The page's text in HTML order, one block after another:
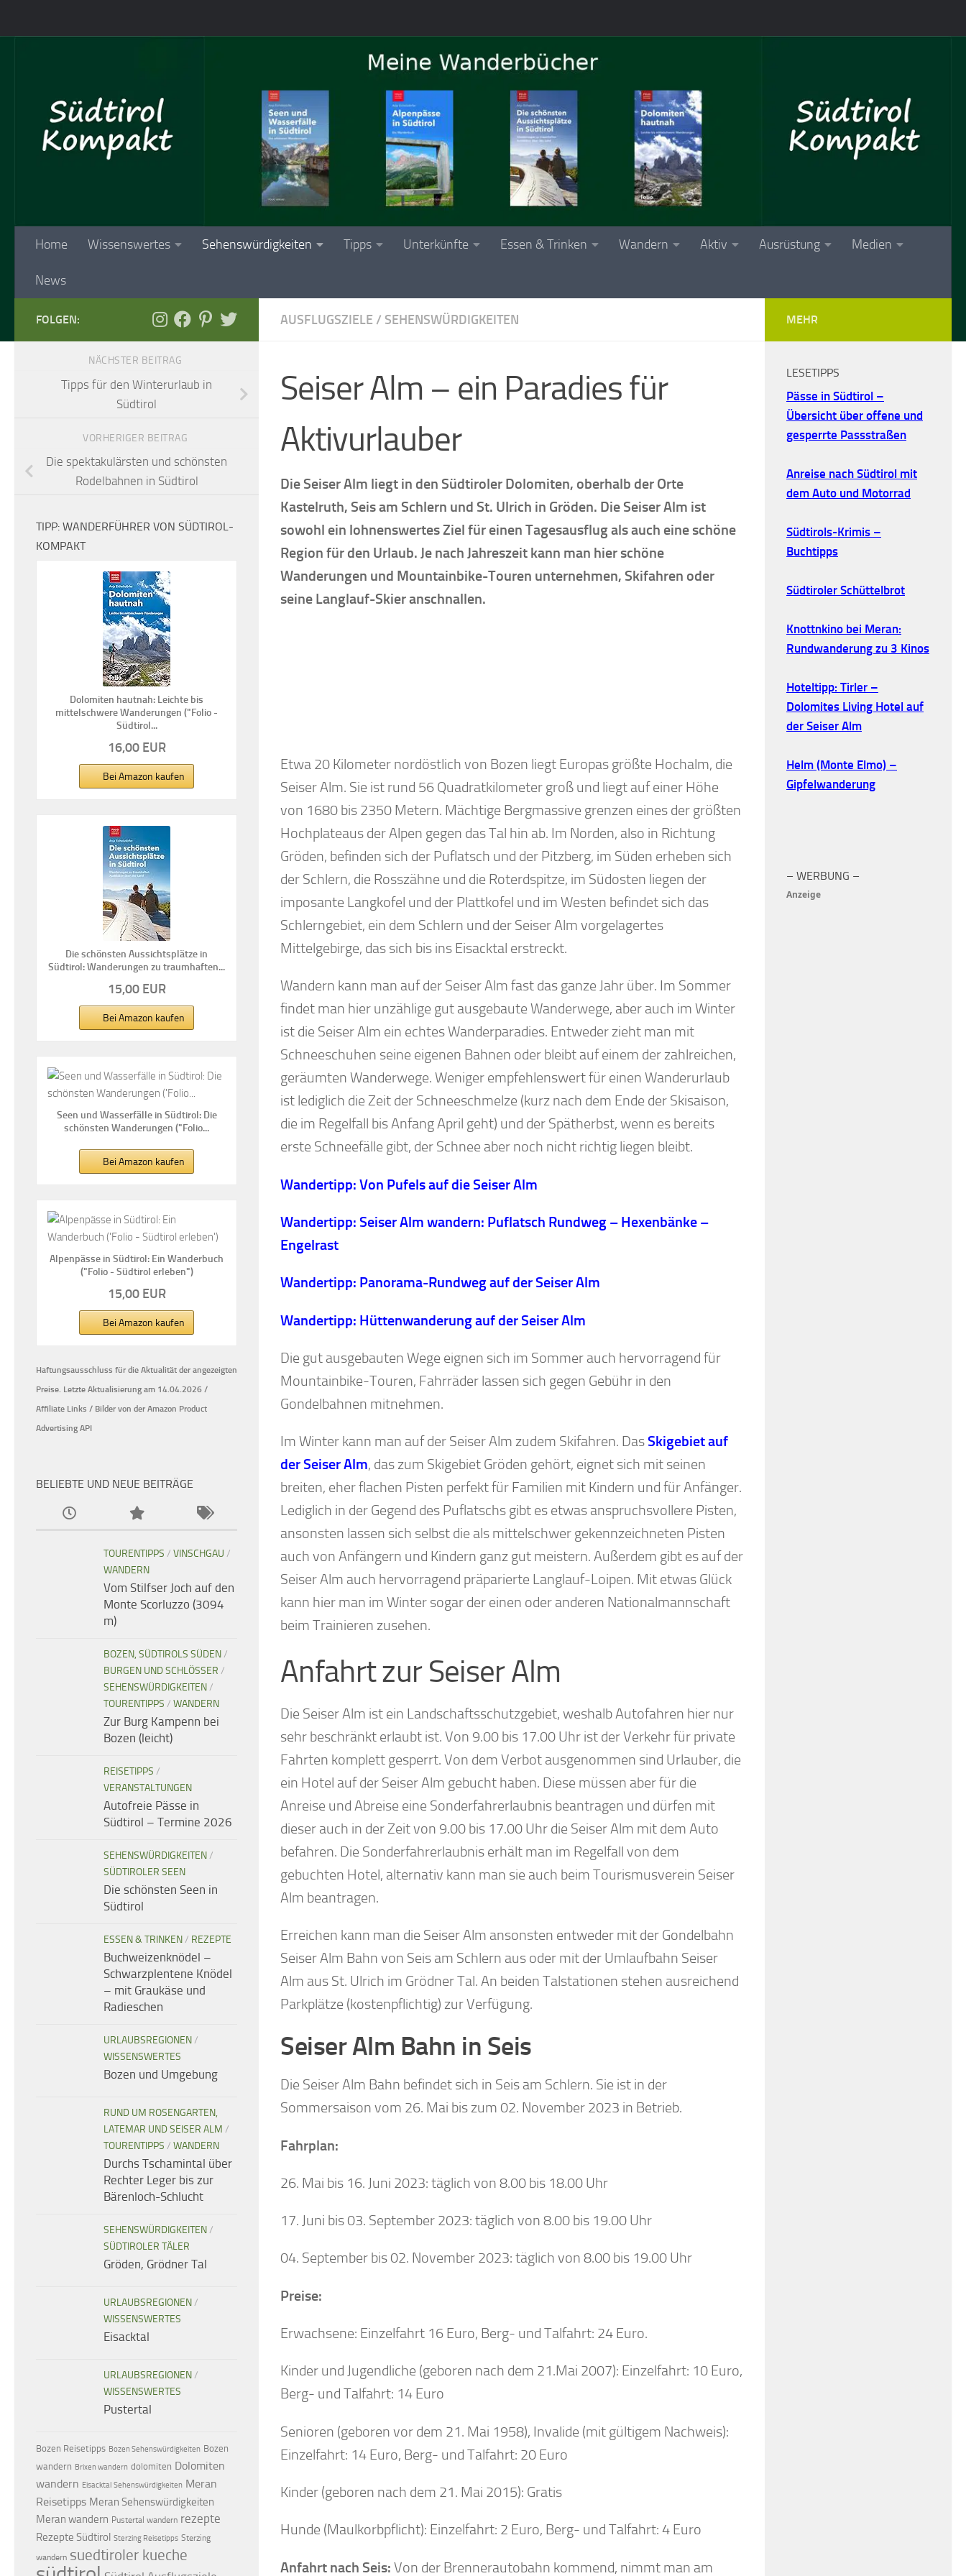
Home Wissenswertes Sehenswürdigkeiten Tipps Unterkünfte Essen & Trinken Wandern Aktiv Ausrüstung Medien
News
AUSFLUGSZIELE / SEHENSWÜRDIGKEITEN
Seiser Alm – ein Paradies für
Aktivurlauber
Die Seiser Alm liegt in den Südtiroler Dolomiten, oberhalb der Orte
Kastelruth, Seis am Schlern und St. Ulrich in Gröden. Die Seiser Alm ist
sowohl ein lohnenswertes Ziel für einen Tagesausflug als auch eine schöne
Region für den Urlaub. Je nach Jahreszeit kann man hier schöne
Wanderungen und Mountainbike-Touren unternehmen, Skifahren oder
seine Langlauf-Skier anschnallen.
Seiser Alm im Sommer
Etwa 20 Kilometer nordöstlich von Bozen liegt Europas größte Hochalm, die
Seiser Alm. Sie ist rund 56 Quadratkilometer groß und liegt auf einer Höhe
von 1680 bis 2350 Metern. Mächtige Bergmassive grenzen eines der größten
Hochplateaus der Alpen gegen das Tal hin ab. Im Norden, also in Richtung
Gröden, befinden sich der Puflatsch und der Pitzberg, im Süden erheben sich
der Schlern, die Rosszähne und die Roterdspitze, im Südosten liegen der
imposante Langkofel und der Plattkofel und im Westen befindet sich das
Schlerngebiet, ein dem Schlern und der Seiser Alm vorgelagertes
Mittelgebirge, das sich bis ins Eisacktal erstreckt.
Wandern kann man auf der Seiser Alm fast das ganze Jahr über. Im Sommer
findet man hier unzählige gut ausgebaute Wanderwege, aber auch im Winter
ist die Seiser Alm ein echtes Wanderparadies. Entweder zieht man mit
Schneeschuhen seine eigenen Bahnen oder bleibt auf einem der zahlreichen,
geräumten Wanderwege. Weniger empfehlenswert für einen Wanderurlaub
ist lediglich die Zeit der Schneeschmelze (kurz nach dem Ende der Skisaison,
die im Regelfall bis Anfang April geht) und der Spätherbst, wenn es bereits
erste Schneefälle gibt, der Schnee aber noch nicht richtig liegen bleibt.
Wandertipp: Von Pufels auf die Seiser Alm
Wandertipp: Seiser Alm wandern: Puflatsch Rundweg – Hexenbänke –
Engelrast
Wandertipp: Panorama-Rundweg auf der Seiser Alm
Wandertipp: Hüttenwanderung auf der Seiser Alm
Die gut ausgebauten Wege eignen sich im Sommer auch hervorragend für
Mountainbike-Touren, Fahrräder lassen sich gegen Gebühr in den
Gondelbahnen mitnehmen.
Im Winter kann man auf der Seiser Alm zudem Skifahren. DasSkigebiet auf
der Seiser Alm, das zum Skigebiet Gröden gehört, eignet sich mit seinen
breiten, eher flachen Pisten perfekt für Familien mit Kindern und für Anfänger.
Lediglich in der Gegend des Puflatschs gibt es etwas anspruchsvollere Pisten,
ansonsten lassen sich selbst die als mittelschwer gekennzeichneten Pisten
auch von Anfängern und Kindern ganz gut meistern. Außerdem gibt es auf der
Seiser Alm auch hervorragend präparierte Langlauf-Loipen. Mit etwas Glück
kann hier man im Winter sogar der einen oder anderen Nationalmannschaft
beim Trainieren zusehen.
Anfahrt zur Seiser Alm
Die Seiser Alm ist ein Landschaftsschutzgebiet, weshalb Autofahren hier nur
sehr beschränkt erlaubt ist. Von 9.00 bis 17.00 Uhr ist der Verkehr für private
Fahrten komplett gesperrt. Von dem Verbot ausgenommen sind Urlauber, die
ein Hotel auf der Seiser Alm gebucht haben. Diese müssen aber für die
Anreise und Abreise eine Sonderfahrerlaubnis beantragen und dürfen mit
dieser auch in der Zeit von 9.00 bis 17.00 Uhr die Seiser Alm mit dem Auto
befahren. Die Sonderfahrerlaubnis erhält man im Regelfall von dem
gebuchten Hotel, alternativ kann man sie auch beim Tourismusverein Seiser
Alm beantragen.
Erreichen kann man die Seiser Alm ansonsten entweder mit der Gondelbahn
Seiser Alm Bahn von Seis am Schlern aus oder mit der Umlaufbahn Seiser
Alm aus St. Ulrich im Grödner Tal. An beiden Talstationen stehen ausreichend
Parkplätze (kostenpflichtig) zur Verfügung.
Seiser Alm Bahn in Seis
Die Seiser Alm Bahn befindet sich in Seis am Schlern. Sie ist in der
Sommersaison vom 26. Mai bis zum 02. November 2023 in Betrieb.
Fahrplan:
26. Mai bis 16. Juni 2023: täglich von 8.00 bis 18.00 Uhr
17. Juni bis 03. September 2023: täglich von 8.00 bis 19.00 Uhr
04. September bis 02. November 2023: täglich von 8.00 bis 19.00 Uhr
Preise:
Erwachsene: Einzelfahrt 16 Euro, Berg- und Talfahrt: 24 Euro.
Kinder und Jugendliche (geboren nach dem 21.Mai 2007): Einzelfahrt: 10 Euro,
Berg- und Talfahrt: 14 Euro
Senioren (geboren vor dem 21. Mai 1958), Invalide (mit gültigem Nachweis):
Einzelfahrt: 14 Euro, Berg- und Talfahrt: 20 Euro
Kinder (geboren nach dem 21. Mai 2015): Gratis
Hunde (Maulkorbpflicht): Einzelfahrt: 2 Euro, Berg- und Talfahrt: 4 Euro
Anfahrt nach Seis: Von der Brennerautobahn kommend, nimmt man am
FOLGEN:
NÄCHSTER BEITRAG
Tipps für den Winterurlaub in
Südtirol
VORHERIGER BEITRAG
Die spektakulärsten und schönsten
Rodelbahnen in Südtirol
TIPP: WANDERFÜHRER VON SÜDTIROL-
KOMPAKT
Dolomiten hautnah: Leichte bis
mittelschwere Wanderungen ("Folio -
Südtirol...
16,00 EUR
Bei Amazon kaufen
Die schönsten Aussichtsplätze in
Südtirol: Wanderungen zu traumhaften...
15,00 EUR
Bei Amazon kaufen
Seen und Wasserfälle in Südtirol: Die
schönsten Wanderungen ("Folio...
Bei Amazon kaufen
Alpenpässe in Südtirol: Ein Wanderbuch
("Folio - Südtirol erleben")
15,00 EUR
Bei Amazon kaufen
Haftungsausschluss für die Aktualität der angezeigten
Preise. Letzte Aktualisierung am 14.04.2026 /
Affiliate Links / Bilder von der Amazon Product
Advertising API
BELIEBTE UND NEUE BEITRÄGE
TOURENTIPPS / VINSCHGAU /
WANDERN
Vom Stilfser Joch auf den
Monte Scorluzzo (3094
m)
BOZEN, SÜDTIROLS SÜDEN/
BURGEN UND SCHLÖSSER /
SEHENSWÜRDIGKEITEN/
TOURENTIPPS / WANDERN
Zur Burg Kampenn bei
Bozen (leicht)
REISETIPPS /
VERANSTALTUNGEN
Autofreie Pässe in
Südtirol – Termine 2026
SEHENSWÜRDIGKEITEN/
SÜDTIROLER SEEN
Die schönsten Seen in
Südtirol
ESSEN & TRINKEN/ REZEPTE
Buchweizenknödel –
Schwarzplentene Knödel
– mit Graukäse und
Radieschen
URLAUBSREGIONEN/
WISSENSWERTES
Bozen und Umgebung
RUND UM ROSENGARTEN,
LATEMAR UND SEISER ALM /
TOURENTIPPS / WANDERN
Durchs Tschamintal über
Rechter Leger bis zur
Bärenloch-Schlucht
SEHENSWÜRDIGKEITEN/
SÜDTIROLER TÄLER
Gröden, Grödner Tal
URLAUBSREGIONEN/
WISSENSWERTES
Eisacktal
URLAUBSREGIONEN/
WISSENSWERTES
Pustertal
Bozen Reisetipps Bozen Sehenswürdigkeiten Bozen
wandern Brixen wandern dolomiten Dolomiten
wandern Eisacktal Sehenswürdigkeiten Meran
Reisetipps Meran Sehenswürdigkeiten
Meran wandern Pustertal wandern rezepte
Rezepte Südtirol Sterzing Reisetipps Sterzing
wandern suedtiroler kueche
MEHR
LESETIPPS
Pässe in Südtirol –
Übersicht über offene und
gesperrte Passstraßen
Anreise nach Südtirol mit
dem Auto und Motorrad
Südtirols-Krimis –
Buchtipps
Südtiroler Schüttelbrot
Knottnkino bei Meran:
Rundwanderung zu 3 Kinos
Hoteltipp: Tirler –
Dolomites Living Hotel auf
der Seiser Alm
Helm (Monte Elmo) –
Gipfelwanderung
– WERBUNG –
Anzeige